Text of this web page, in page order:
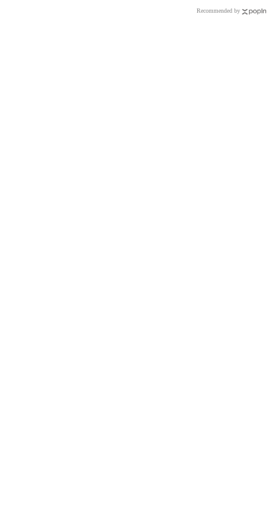
Recommended by